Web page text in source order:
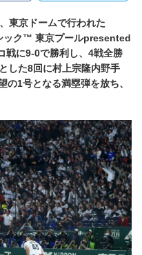
東京ドームで行われた
ック™ 東京プールpresented
戦に9-0で勝利し、4戦全勝
した8回に村上宗隆内野手
の1号となる満塁弾を放ち、